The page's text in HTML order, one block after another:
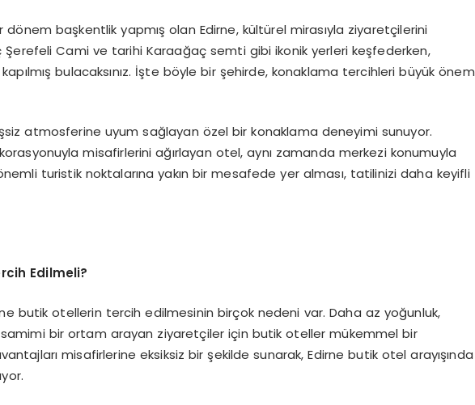
dönem başkentlik yapmış olan Edirne, kültürel mirasıyla ziyaretçilerini
Şerefeli Cami ve tarihi Karaağaç semti gibi ikonik yerleri keşfederken,
bulacaksınız. İşte böyle bir şehirde, konaklama tercihleri büyük önem
atmosferine uyum sağlayan özel bir konaklama deneyimi sunuyor.
misafirlerini ağırlayan otel, aynı zamanda merkezi konumuyla
turistik noktalarına yakın bir mesafede yer alması, tatilinizi daha keyifli
Edilmeli?
butik otellerin tercih edilmesinin birçok nedeni var. Daha az yoğunluk,
bir ortam arayan ziyaretçiler için butik oteller mükemmel bir
misafirlerine eksiksiz bir şekilde sunarak, Edirne butik otel arayışında